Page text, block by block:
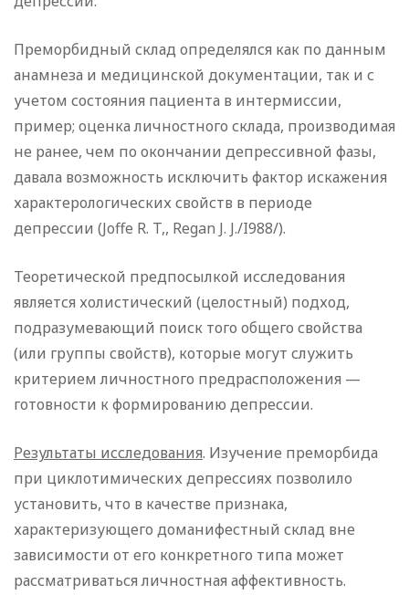
Преморбидный склад определялся как по данным
анамнеза и медицинской документации, так и с
учетом состояния пациента в интермиссии,
пример; оценка личностного склада, производимая
не ранее, чем по окончании депрессивной фазы,
давала возможность исключить фактор искажения
характерологических свойств в периоде
депрессии (Joffe R. T,, Regan J. J./I988/).
Теоретической предпосылкой исследования
является холистический (целостный) подход,
подразумевающий поиск того общего свойства
(или группы свойств), которые могут служить
критерием личностного предрасположения —
готовности к формированию депрессии.
Результаты исследования. Изучение преморбида
при циклотимических депрессиях позволило
установить, что в качестве признака,
характеризующего доманифестный склад вне
зависимости от его конкретного типа может
рассматриваться личностная аффективность.